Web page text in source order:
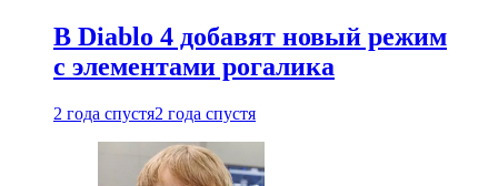
В Diablo 4 добавят новый режим
с элементами рогалика
2 года спустя2 года спустя